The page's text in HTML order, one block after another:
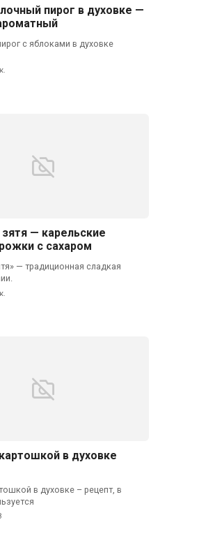
пирог в духовке —
с яблоками в духовке
— карельские
с сахаром
— традиционная сладкая
в духовке
в духовке – рецепт, в